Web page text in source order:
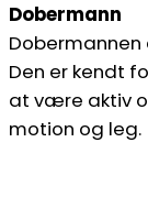
Dobermann
Den er kendt
at være aktiv
motion og leg.